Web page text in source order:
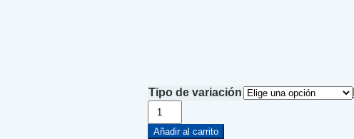
Tipo de variación
Los
híbridos
cantidad
Añadir al carrito